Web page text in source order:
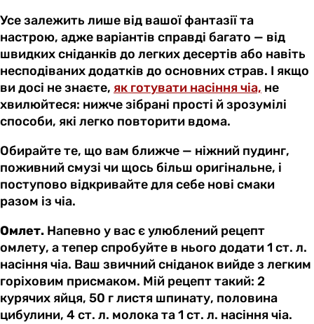
Усе залежить лише від вашої фантазії та
настрою, адже варіантів справді багато — від
швидких сніданків до легких десертів або навіть
несподіваних додатків до основних страв. І якщо
ви досі не знаєте, як готувати насіння чіа, не
хвилюйтеся: нижче зібрані прості й зрозумілі
способи, які легко повторити вдома.
Обирайте те, що вам ближче — ніжний пудинг,
поживний смузі чи щось більш оригінальне, і
поступово відкривайте для себе нові смаки
разом із чіа.
Омлет. Напевно у вас є улюблений рецепт
омлету, а тепер спробуйте в нього додати 1 ст. л.
насіння чіа. Ваш звичний сніданок вийде з легким
горіховим присмаком. Мій рецепт такий: 2
курячих яйця, 50 г листя шпинату, половина
цибулини, 4 ст. л. молока та 1 ст. л. насіння чіа.